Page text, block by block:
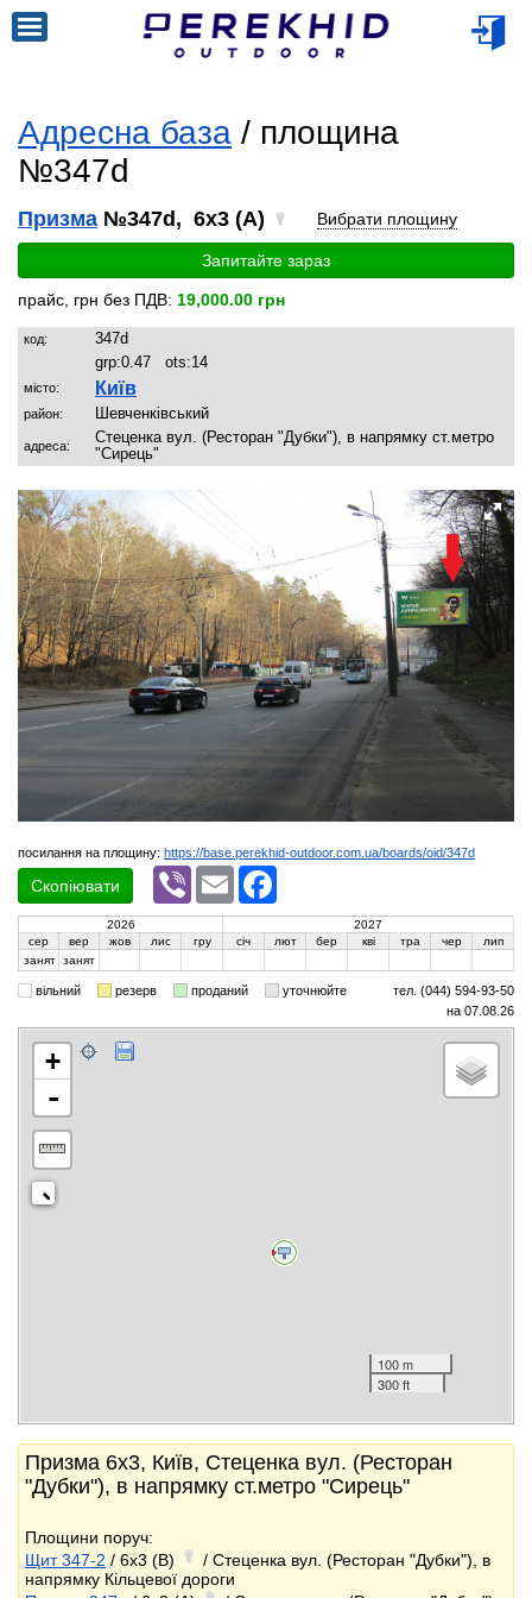
Адресна база / площина
№347d
Призма №347d, 6x3 (A) Вибрати площину
Запитайте зараз
прайс, грн без ПДВ: 19,000.00 грн
код:
347d
grp:0.47 ots:14
місто: Київ
район: Шевченківський
адреса:
Стеценка вул. (Ресторан "Дубки"), в напрямку ст.метро
"Сирець"
посилання на площину: https://base.perekhid-outdoor.com.ua/boards/oid/347d
Скопіювати
Viber Email
2026
2027
сер
вер жов лис гру січ лют бер кві тра чер
лип
занят занят
вільний резерв проданий уточнюйте
тел. (044) 594-93-50
на 07.08.26
+
-
100 m
300 ft
Призма 6x3, Київ, Стеценка вул. (Ресторан
"Дубки"), в напрямку ст.метро "Сирець"
Площини поруч:
Щит 347-2 / 6x3 (B)
/ Стеценка вул. (Ресторан "Дубки"), в
напрямку Кільцевої дороги